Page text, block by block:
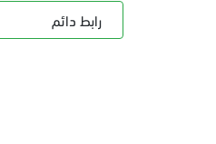
رابط دائم